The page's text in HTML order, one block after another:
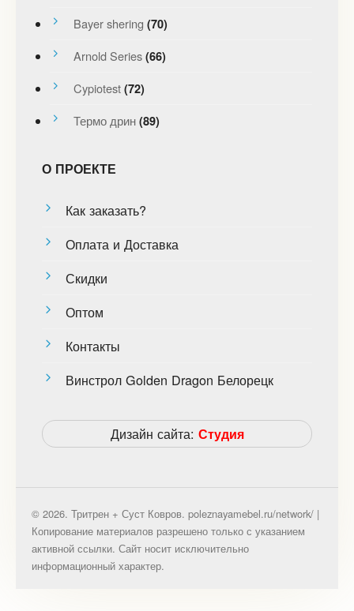
Bayer shering (70)
Arnold Series (66)
Cypiotest (72)
Термо дрин (89)
О ПРОЕКТЕ
Как заказать?
Оплата и Доставка
Скидки
Оптом
Контакты
Винстрол Golden Dragon Белорецк
Дизайн сайта: Студия
© 2026. Тритрен + Суст Ковров. poleznayamebel.ru/network/ |
Копирование материалов разрешено только с указанием
активной ссылки. Сайт носит исключительно
информационный характер.